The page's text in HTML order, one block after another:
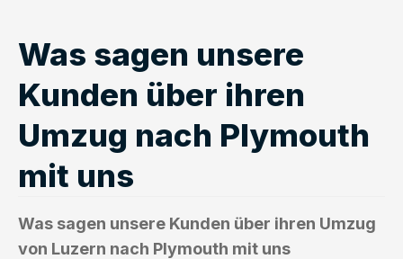
Was sagen unsere
Kunden über ihren
Umzug nach Plymouth
mit uns
Was sagen unsere Kunden über ihren Umzug
von Luzern nach Plymouth mit uns